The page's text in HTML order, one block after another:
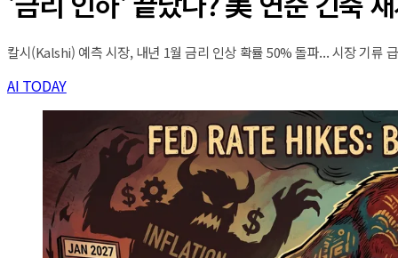
칼시(Kalshi) 예측 시장, 내년 1월 금리 인상 확률 50% 돌파... 시장 기류
AI TODAY